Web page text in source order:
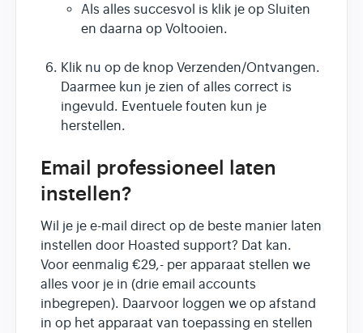
Als alles succesvol is klik je op Sluiten
en daarna op Voltooien.
Klik nu op de knop Verzenden/Ontvangen.
Daarmee kun je zien of alles correct is
ingevuld. Eventuele fouten kun je
herstellen.
Email professioneel laten
instellen?
Wil je je e-mail direct op de beste manier laten
instellen door Hoasted support? Dat kan.
Voor eenmalig €29,- per apparaat stellen we
alles voor je in (drie email accounts
inbegrepen). Daarvoor loggen we op afstand
in op het apparaat van toepassing en stellen